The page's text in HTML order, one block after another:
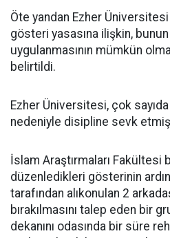
Öte yandan Ezher
gösteri yasasına ilişkin,
uygulanmasının mümkün
belirtildi.
Ezher Üniversitesi, çok
nedeniyle disipline sevk
İslam Araştırmaları Fakültesi
düzenledikleri gösterinin
tarafından alıkonulan 2
bırakılmasını talep eden bir
dekanını odasında bir süre